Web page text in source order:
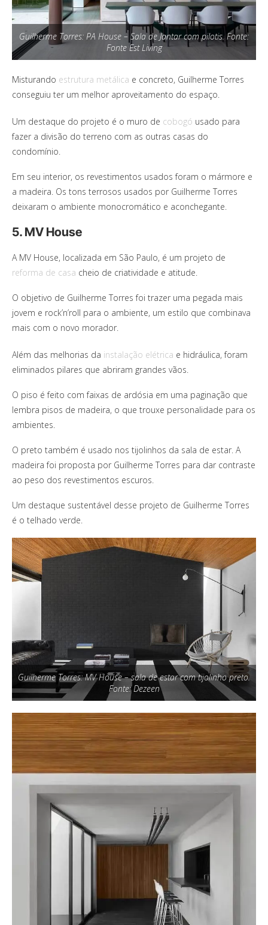
Guilherme Torres: PA House – Sala de Jantar com pilotis. Fonte:
Fonte Est Living
Misturando estrutura metálica e concreto, Guilherme Torres
conseguiu ter um melhor aproveitamento do espaço.
Um destaque do projeto é o muro de cobogó usado para
fazer a divisão do terreno com as outras casas do
condomínio.
Em seu interior, os revestimentos usados foram o mármore e
a madeira. Os tons terrosos usados por Guilherme Torres
deixaram o ambiente monocromático e aconchegante.
5. MV House
A MV House, localizada em São Paulo, é um projeto de
reforma de casa cheio de criatividade e atitude.
O objetivo de Guilherme Torres foi trazer uma pegada mais
jovem e rock’n’roll para o ambiente, um estilo que combinava
mais com o novo morador.
Além das melhorias da instalação elétrica e hidráulica, foram
eliminados pilares que abriram grandes vãos.
O piso é feito com faixas de ardósia em uma paginação que
lembra pisos de madeira, o que trouxe personalidade para os
ambientes.
O preto também é usado nos tijolinhos da sala de estar. A
madeira foi proposta por Guilherme Torres para dar contraste
ao peso dos revestimentos escuros.
Um destaque sustentável desse projeto de Guilherme Torres
é o telhado verde.
Guilherme Torres: MV House – sala de estar com tijolinho preto.
Fonte: Dezeen